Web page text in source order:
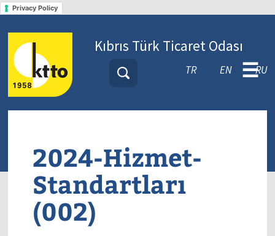
Privacy Policy
Kıbrıs Türk Ticaret Odası
TR EN RU
☰
2024-Hizmet-
Standartları
(002)